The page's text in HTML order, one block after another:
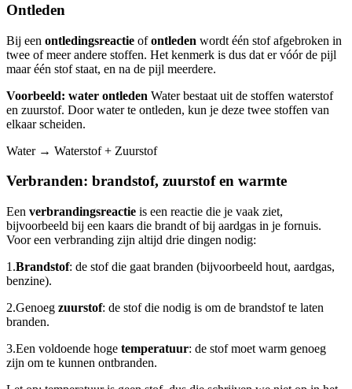
Ontleden
Bij een ontledingsreactie ofontleden wordt één stof afgebroken in
twee of meer andere stoffen. Het kenmerk is dus dat er vóór de pijl
maar één stof staat, en na de pijl meerdere.
Voorbeeld: water ontleden Water bestaat uit de stoffen waterstof
en zuurstof. Door water te ontleden, kun je deze twee stoffen van
elkaar scheiden.
Water → Waterstof + Zuurstof
Verbranden: brandstof, zuurstof en warmte
Een verbrandingsreactie is een reactie die je vaak ziet,
bijvoorbeeld bij een kaars die brandt of bij aardgas in je fornuis.
Voor een verbranding zijn altijd drie dingen nodig:
1.Brandstof: de stof die gaat branden (bijvoorbeeld hout, aardgas,
benzine).
2.Genoeg zuurstof: de stof die nodig is om de brandstof te laten
branden.
3.Een voldoende hoge temperatuur: de stof moet warm genoeg
zijn om te kunnen ontbranden.